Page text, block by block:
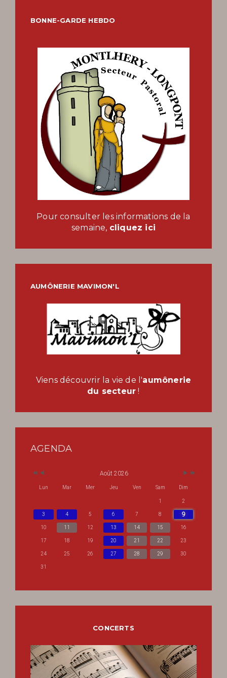
BONNE-GARDE HEBDO
Pour consulter les informations de la
semaine, cliquez ici
AUMÔNERIE MAVIMON'L
Viens découvrir la vie de l'aumônerie
du secteur !
AGENDA
Août 2026
Lun Mar Mer Jeu Ven Sam Dim
1 2
3 4 5 6 7 8 9
10 11 12 13 14 15 16
17 18 19 20 21 22 23
24 25 26 27 28 29 30
31
CONCERTS